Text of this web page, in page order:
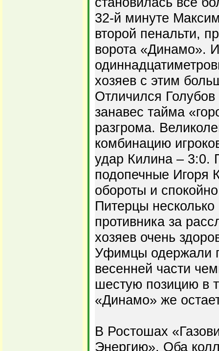
32-й минуте
второй пенальти,
ворота «Динамо».
хозяев с этим
Отличился
занавес тайма
разгрома.
комбинацию
удар Килина – 3:0.
подопечные Игоря
обороты и
Питерцы несколько
противника за
хозяев очень
Уфимцы одержали
весенней части
шестую позицию в
«Динамо» же
В Ростошах
Энергию». Оба